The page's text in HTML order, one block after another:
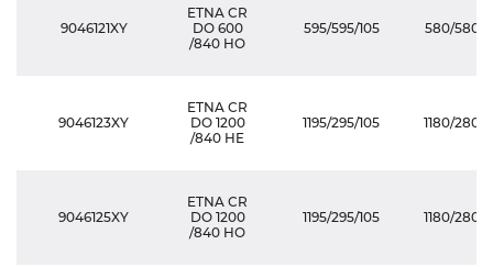
9046121XY
ETNA CR
DO 600
/840 HO
595/595/105 580/580/
9046123XY
ETNA CR
DO 1200
/840 HE
1195/295/105 1180/280/
9046125XY
ETNA CR
DO 1200
/840 HO
1195/295/105 1180/280/